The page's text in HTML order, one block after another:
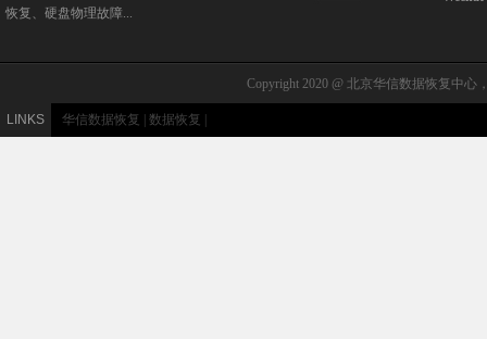
恢复、硬盘物理故障...
Copyright 2020 @ 北京华信数据恢复中心
LINKS 华信数据恢复 数据恢复